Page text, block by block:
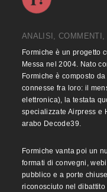
ANALISI, COMMENTI,
Formiche è un progetto
Messa nel 2004. Nato
Formiche è composto
connesse fra loro: il
elettronica), la testata
specializzate Airpress e
arabo Decode39.
Formiche vanta poi un
formati di convegni,
pubblico e a porte
riconosciuto nel